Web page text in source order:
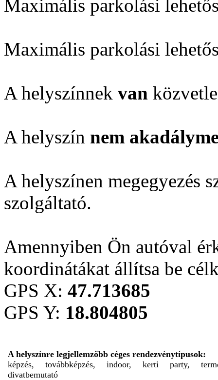
Maximális parkolási
Maximális parkolási
A helyszínnek van
A helyszín nem
A helyszínen megegyezés
szolgáltató.
Amennyiben Ön autóval
koordinátákat állítsa be
GPS X: 47.713685
GPS Y: 18.804805
A helyszínre legjellemzőbb céges rendezvénytípusok:
képzés, továbbképzés, indoor, kerti party,
divatbemutató